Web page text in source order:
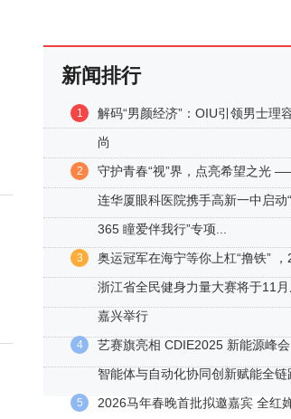
新闻排行
1
解码“男颜经济”：OIU引领男士理
尚
2
守护青春“视”界，点亮希望之光
连华厦眼科医院携手高新一中启动
365 瞳爱伴我行”专项...
3
奥运冠军在海宁等你上杠“撸铁”
浙江省全民健身力量大赛将于11
嘉兴举行
4
艺赛旗亮相 CDIE2025 新能源峰
智能体与自动化协同创新赋能全链
5
2026马年春晚首批拟邀嘉宾 全红